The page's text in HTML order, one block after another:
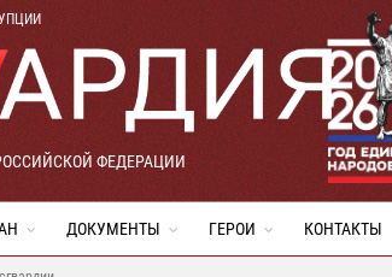
ФЕДЕРАЦИИ
ДОКУМЕНТЫ ГЕРОИ КОНТАКТЫ